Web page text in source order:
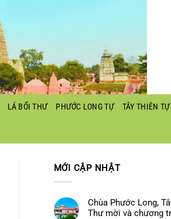
LÁ BỐI THƯ PHƯỚC LONG TỰ TÂY THIÊN TỰ
MỚI CẬP NHẬT
Chùa Phước Long,
Thư mời và chương